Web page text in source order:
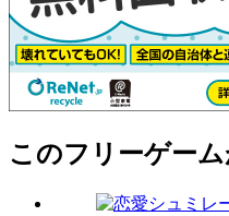
このフリーゲー